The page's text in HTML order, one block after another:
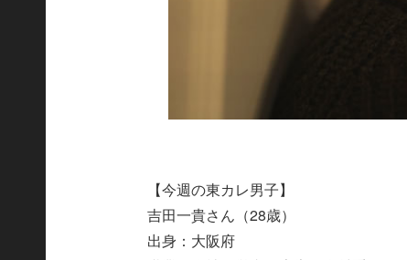
【今週の東カレ男子】
吉田一貴さん（28歳）
出身：大阪府